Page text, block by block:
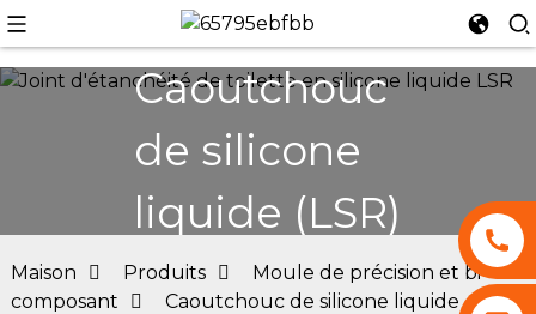
Caoutchouc
de silicone
liquide (LSR)
Maison Produits
Moule de précision et bi-
composant
Caoutchouc de silicone liquide